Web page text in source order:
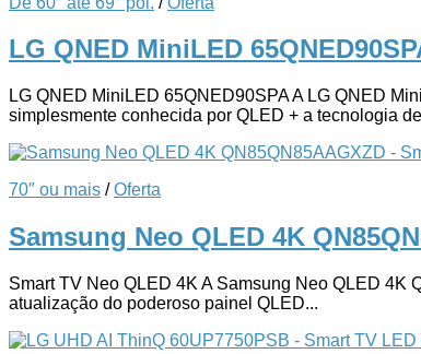
LG QNED MiniLED
LG QNED MiniLED 65QNED90SPA A LG QNED
simplesmente conhecida por QLED + a tecnologia
70″ ou mais /Oferta
Samsung Neo QLED 4K
Smart TV Neo QLED 4K A Samsung Neo QLED 4K
atualização do poderoso painel QLED...